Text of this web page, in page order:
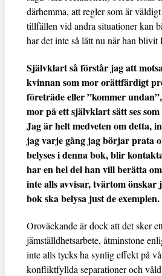
därhemma, att regler som är
tillfällen vid andra situationer kan
har det inte så lätt nu när han blivit
Självklart så förstår jag att
kvinnan som mor orättfärdigt
företräde eller ”kommer
mor på ett självklart sätt ses
Jag är helt medveten om detta,
jag varje gång jag börjar prata
belyses i denna bok, blir
har en hel del han vill berätta
inte alls avvisar, tvärtom önskar
bok ska belysa just de exemplen.
Oroväckande är dock att det sker
jämställdhetsarbete, åtminstone
inte alls tycks ha synlig effekt på
konfliktfyllda separationer och